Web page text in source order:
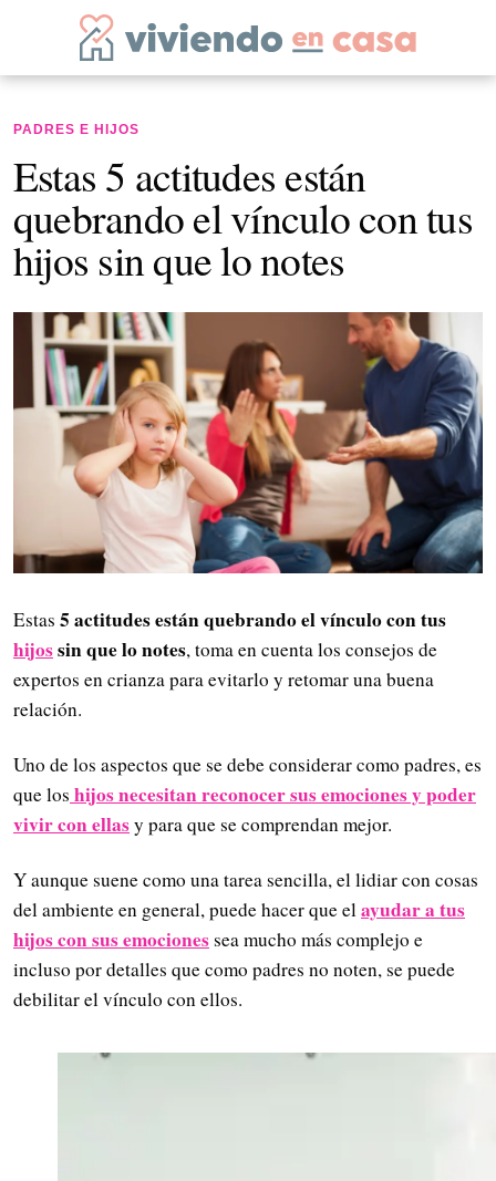
PADRES E HIJOS
Estas 5 actitudes están
quebrando el vínculo con tus
hijos sin que lo notes
Estas 5 actitudes están quebrando el vínculo con tus
hijossin que lo notes, toma en cuenta los consejos de
expertos en crianza para evitarlo y retomar una buena
relación.
Uno de los aspectos que se debe considerar como padres, es
que los hijos necesitan reconocer sus emociones y poder
vivir con ellasy para que se comprendan mejor.
Y aunque suene como una tarea sencilla, el lidiar con cosas
del ambiente en general, puede hacer que elayudar a tus
hijos con sus emocionessea mucho más complejo e
incluso por detalles que como padres no noten, se puede
debilitar el vínculo con ellos.